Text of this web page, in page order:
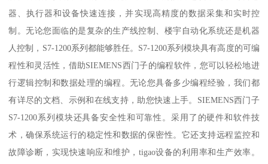
器、执行器和设备快速连接，并实现高精度的数据采集和实时控
制。无论您面临的是复杂的生产线控制、楼宇自动化系统还是机器
人控制，S7-1200系列都能够胜任。S7-1200系列模块具有高度的可编
程性和灵活性，借助SIEMENS西门子的编程软件，您可以轻松地进
行逻辑控制和数据处理的编程。无论您具备多少编程经验，我们都
有详尽的文档、示例和在线支持，助您快速上手。SIEMENS西门子
S7-1200系列模块还具备安全性和可靠性。采用了的硬件和软件技
术，确保系统运行的稳定性和数据的保密性。它还支持远程监控和
故障诊断，实现快速响应和维护，tigao设备的利用率和生产效率。